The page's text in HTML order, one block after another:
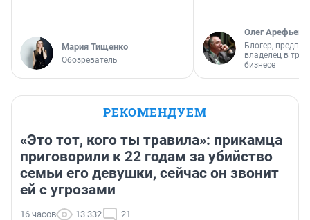
Мария Тищенко
Обозреватель
Олег Арефьев
Блогер,
владелец в
бизнесе
РЕКОМЕНДУЕМ
«Это тот, кого ты травила»: прикамца
приговорили к 22 годам за убийство
семьи его девушки, сейчас он звонит
ей с угрозами
16 часов 13 332 21